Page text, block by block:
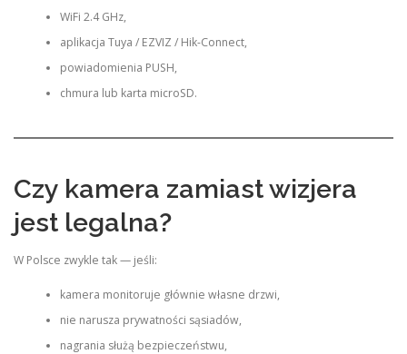
WiFi 2.4 GHz,
aplikacja Tuya / EZVIZ / Hik-Connect,
powiadomienia PUSH,
chmura lub karta microSD.
Czy kamera zamiast wizjera
jest legalna?
W Polsce zwykle tak — jeśli:
kamera monitoruje głównie własne drzwi,
nie narusza prywatności sąsiadów,
nagrania służą bezpieczeństwu,